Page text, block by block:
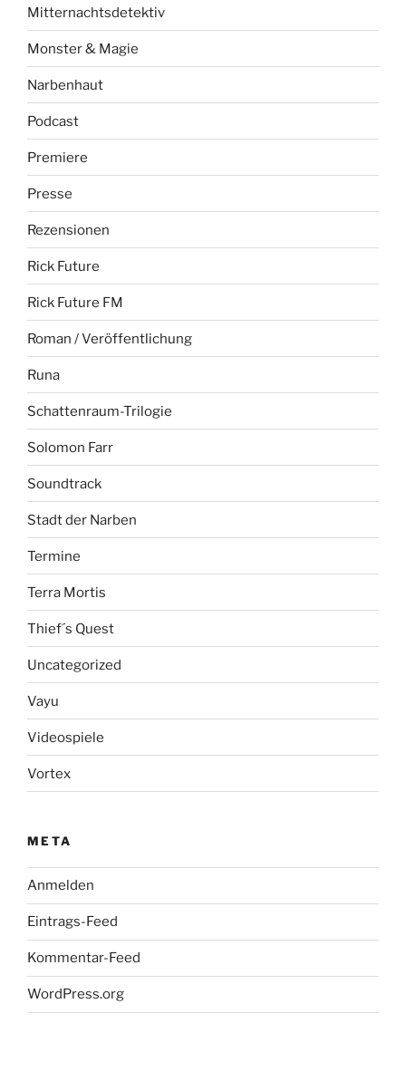
Mitternachtsdetektiv
Monster & Magie
Narbenhaut
Podcast
Premiere
Presse
Rezensionen
Rick Future
Rick Future FM
Roman / Veröffentlichung
Runa
Schattenraum-Trilogie
Solomon Farr
Soundtrack
Stadt der Narben
Termine
Terra Mortis
Thief´s Quest
Uncategorized
Vayu
Videospiele
Vortex
META
Anmelden
Eintrags-Feed
Kommentar-Feed
WordPress.org